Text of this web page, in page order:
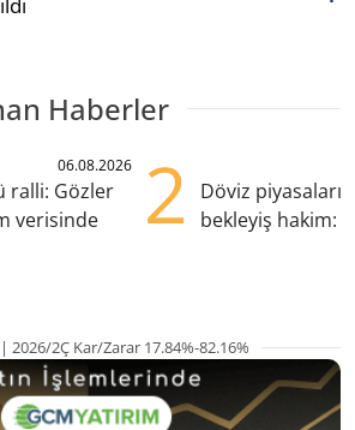
Haberler
06.08.2026
ralli: Gözler
verisinde
2
Döviz
bekleyiş hakim:
2026/2Ç Kar/Zarar 17.84%-82.16%